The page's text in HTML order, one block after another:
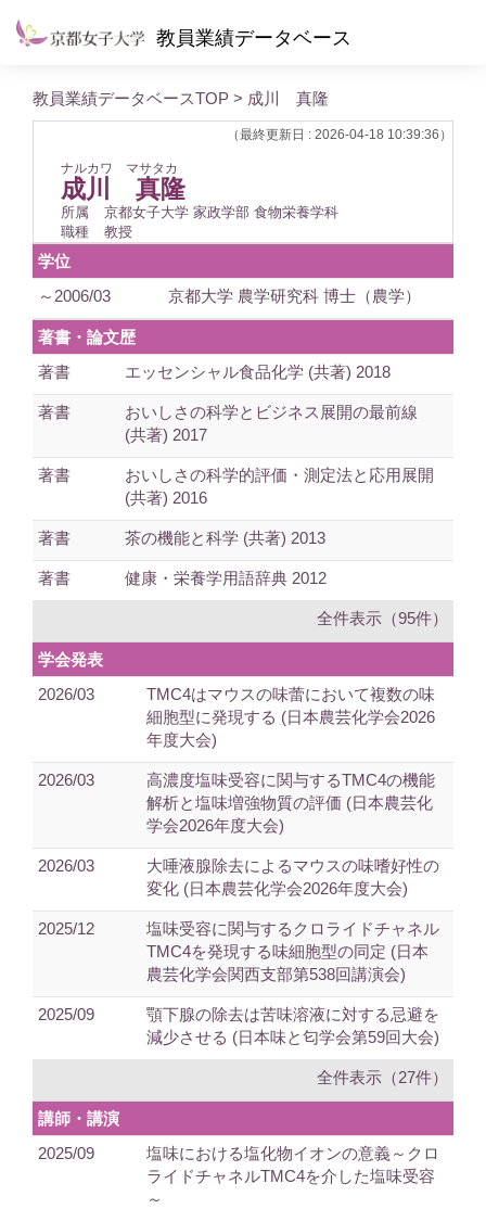
教員業績データベース
教員業績データベースTOP > 成川 真隆
（最終更新日 : 2026-04-18 10:39:36）
ナルカワ マサタカ
成川 真隆
所属
京都女子大学 家政学部 食物栄養学科
職種
教授
学位
～2006/03
京都大学 農学研究科 博士（農学）
著書・論文歴
著書
エッセンシャル食品化学 (共著) 2018
著書
おいしさの科学とビジネス展開の最前線
(共著) 2017
著書
おいしさの科学的評価・測定法と応用展開
(共著) 2016
著書 茶の機能と科学 (共著) 2013
著書 健康・栄養学用語辞典 2012
全件表示（95件）
学会発表
2026/03
TMC4はマウスの味蕾において複数の味
細胞型に発現する (日本農芸化学会2026
年度大会)
2026/03
高濃度塩味受容に関与するTMC4の機能
解析と塩味増強物質の評価 (日本農芸化
学会2026年度大会)
2026/03
大唾液腺除去によるマウスの味嗜好性の
変化 (日本農芸化学会2026年度大会)
2025/12
塩味受容に関与するクロライドチャネル
TMC4を発現する味細胞型の同定 (日本
農芸化学会関西支部第538回講演会)
2025/09
顎下腺の除去は苦味溶液に対する忌避を
減少させる (日本味と匂学会第59回大会)
全件表示（27件）
講師・講演
2025/09
塩味における塩化物イオンの意義～クロ
ライドチャネルTMC4を介した塩味受容
～